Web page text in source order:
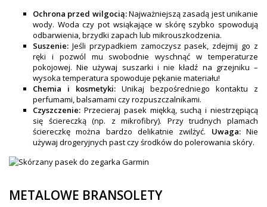
Ochrona przed wilgocią:Najważniejszą zasadą jest unikanie
wody. Woda czy pot wsiąkające w skórę szybko spowodują
odbarwienia, brzydki zapach lub mikrouszkodzenia.
Suszenie: Jeśli przypadkiem zamoczysz pasek, zdejmij go z
ręki i pozwól mu swobodnie wyschnąć w temperaturze
pokojowej. Nie używaj suszarki i nie kładź na grzejniku –
wysoka temperatura spowoduje pękanie materiału!
Chemia i kosmetyki: Unikaj bezpośredniego kontaktu z
perfumami, balsamami czy rozpuszczalnikami.
Czyszczenie: Przecieraj pasek miękką, suchą i niestrzępiącą
się ściereczką (np. z mikrofibry). Przy trudnych plamach
ściereczkę można bardzo delikatnie zwilżyć. Uwaga:Nie
używaj drogeryjnych past czy środków do polerowania skóry.
METALOWE BRANSOLETY